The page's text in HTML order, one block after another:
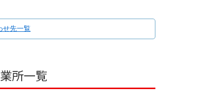
せ先一覧
所一覧